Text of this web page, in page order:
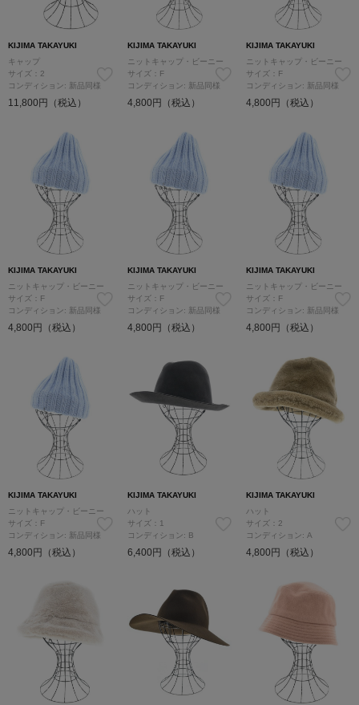
KIJIMA TAKAYUKI
キャップ
サイズ：2
コンディション: 新品同様
11,800円（税込）
KIJIMA TAKAYUKI
ニットキャップ・ビーニー
サイズ：F
コンディション: 新品同様
4,800円（税込）
KIJIMA TAKAYUKI
ニットキャップ・ビーニー
サイズ：F
コンディション: 新品同様
4,800円（税込）
KIJIMA TAKAYUKI
ニットキャップ・ビーニー
サイズ：F
コンディション: 新品同様
4,800円（税込）
KIJIMA TAKAYUKI
ニットキャップ・ビーニー
サイズ：F
コンディション: 新品同様
4,800円（税込）
KIJIMA TAKAYUKI
ニットキャップ・ビーニー
サイズ：F
コンディション: 新品同様
4,800円（税込）
KIJIMA TAKAYUKI
ニットキャップ・ビーニー
サイズ：F
コンディション: 新品同様
4,800円（税込）
KIJIMA TAKAYUKI
ハット
サイズ：1
コンディション: B
6,400円（税込）
KIJIMA TAKAYUKI
ハット
サイズ：2
コンディション: A
4,800円（税込）